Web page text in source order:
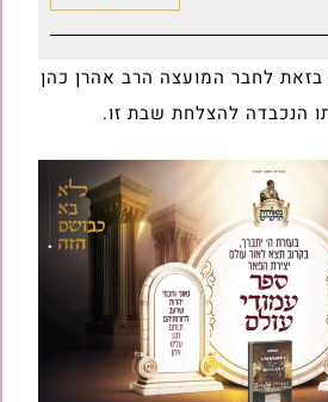
לחבר המועצה הרב אהרן כהן
הנכבדה להצלחת שבת זו.